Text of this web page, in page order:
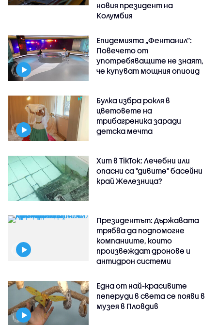
новия президент на
Колумбия
Епидемията „Фентанил”:
Повечето от
употребяващите не знаят,
че купуват мощния опиоид
Булка избра рокля в
цветовете на
трибагреника заради
детска мечта
Хит в TikTok: Лечебни или
опасни са "дивите" басейни
край Железница?
Президентът: Държавата
трябва да подпомогне
компаниите, които
произвеждат дронове и
антидрон системи
Една от най-красивите
пеперуди в света се появи в
музея в Пловдив